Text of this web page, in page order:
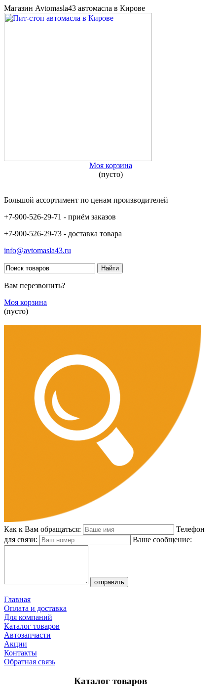
Магазин Avtomasla43 автомасла в Кирове
Моя корзина
(пусто)
Большой ассортимент по ценам производителей
+7-900-526-29-71 - приём заказов
+7-900-526-29-73 - доставка товара
info@avtomasla43.ru
Вам перезвонить?
Моя корзина
(пусто)
Как к Вам обращаться:
Телефон
для связи:
Ваше сообщение:
Главная
Оплата и доставка
Для компаний
Каталог товаров
Автозапчасти
Акции
Контакты
Обратная связь
Каталог товаров